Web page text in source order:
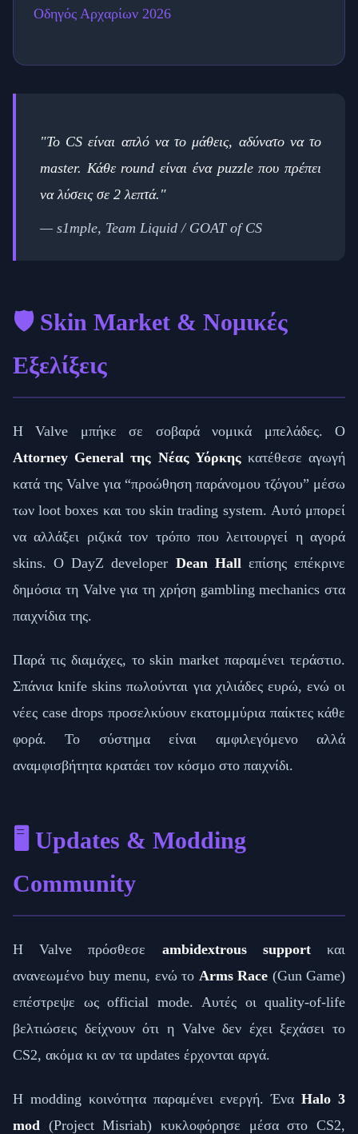
Οδηγός Αρχαρίων 2026
"Το CS είναι απλό να το μάθεις, αδύνατο να το
master. Κάθε round είναι ένα puzzle που πρέπει
να λύσεις σε 2 λεπτά."
— s1mple, Team Liquid / GOAT of CS
🛡️ Skin Market & Νομικές
Εξελίξεις
Η Valve μπήκε σε σοβαρά νομικά μπελάδες. Ο
Attorney General της Νέας Υόρκηςκατέθεσε αγωγή
κατά της Valve για “προώθηση παράνομου τζόγου” μέσω
των loot boxes και του skin trading system. Αυτό μπορεί
να αλλάξει ριζικά τον τρόπο που λειτουργεί η αγορά
skins. Ο DayZ developer Dean Hall επίσης επέκρινε
δημόσια τη Valve για τη χρήση gambling mechanics στα
παιχνίδια της.
Παρά τις διαμάχες, το skin market παραμένει τεράστιο.
Σπάνια knife skins πωλούνται για χιλιάδες ευρώ, ενώ οι
νέες case drops προσελκύουν εκατομμύρια παίκτες κάθε
φορά. Το σύστημα είναι αμφιλεγόμενο αλλά
αναμφισβήτητα κρατάει τον κόσμο στο παιχνίδι.
🖥️ Updates & Modding
Community
Η Valve πρόσθεσε ambidextrous supportκαι
ανανεωμένο buy menu, ενώ το Arms Race (Gun Game)
επέστρεψε ως official mode. Αυτές οι quality-of-life
βελτιώσεις δείχνουν ότι η Valve δεν έχει ξεχάσει το
CS2, ακόμα κι αν τα updates έρχονται αργά.
Η modding κοινότητα παραμένει ενεργή. ΈναHalo 3
mod (Project Misriah) κυκλοφόρησε μέσα στο CS2,